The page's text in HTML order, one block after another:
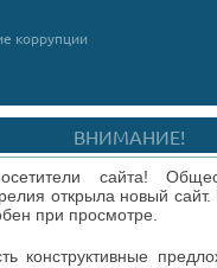
коррупции
ВНИМАНИЕ!
сайта!
открыла новый
при просмотре.
конструктивные